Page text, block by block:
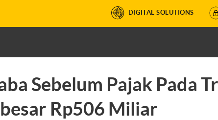
DIGITAL SOLUTIONS
Sebelum Pajak Pada
Rp506 Miliar